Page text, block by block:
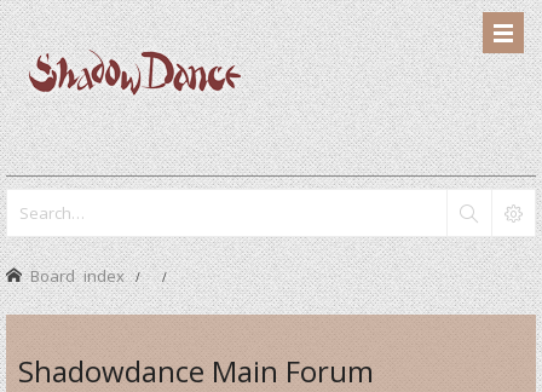
Board index
Shadowdance Main Forum